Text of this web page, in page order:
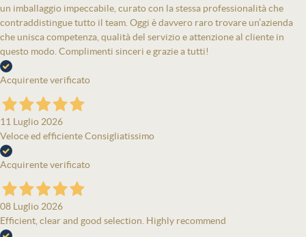
un imballaggio impeccabile, curato con la stessa professionalità che
contraddistingue tutto il team. Oggi è davvero raro trovare un’azienda
che unisca competenza, qualità del servizio e attenzione al cliente in
questo modo. Complimenti sinceri e grazie a tutti!
Acquirente verificato
11 Luglio 2026
Veloce ed efficiente Consigliatissimo
Acquirente verificato
08 Luglio 2026
Efficient, clear and good selection. Highly recommend